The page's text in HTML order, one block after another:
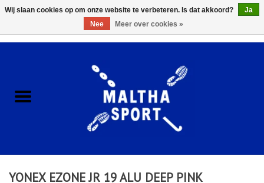
ACCESSOIRES/HARDWARE
KLEDING
YONEX EZONE JR 19 ALU DEEP PINK
Wij slaan cookies op om onze website te verbeteren. Is dat akkoord?
Ja
Nee
Meer over cookies »